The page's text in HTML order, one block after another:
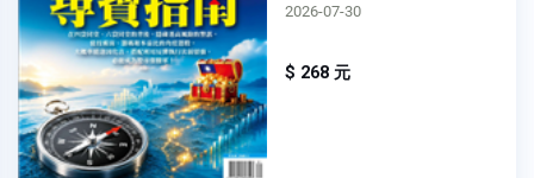
2026-07-30
$ 268 元